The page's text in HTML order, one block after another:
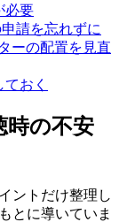
必要
請を忘れずに
ーの配置を見直
おく
時の不安
ントだけ整理し
とに導いていま